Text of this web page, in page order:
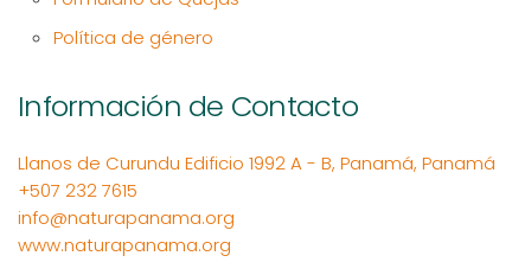
Política de género
Información de Contacto
Llanos de Curundu Edificio 1992 A - B, Panamá, Panamá
+507 232 7615
info@naturapanama.org
www.naturapanama.org